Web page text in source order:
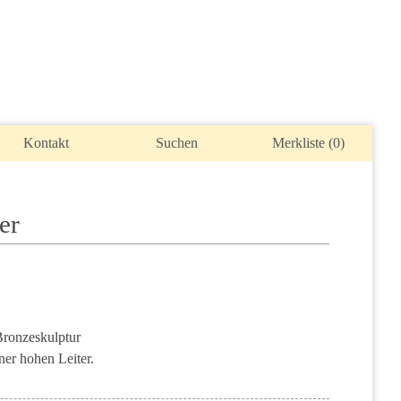
Kontakt Suchen Merkliste (0)
hohen Leiter.